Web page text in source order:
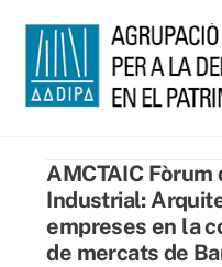
content
AMCTAIC Fòrum
Industrial:
empreses en la
de mercats de